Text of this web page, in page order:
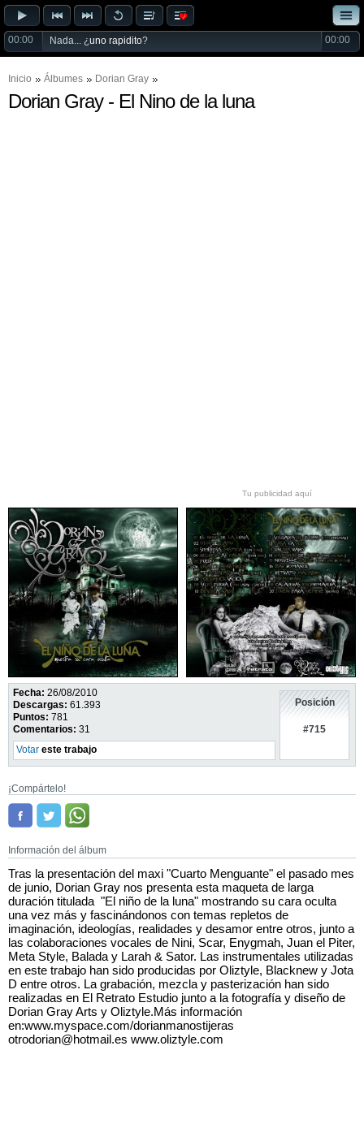
00:00 Nada... ¿uno rapidito? 00:00
Inicio Álbumes Dorian Gray
Dorian Gray - El Nino de la luna
Tu publicidad aquí
Fecha: 26/08/2010
Descargas: 61.393
Puntos: 781
Comentarios: 31
Votar este trabajo
Posición
#715
¡Compártelo!
Información del álbum
Tras la presentación del maxi "Cuarto Menguante" el pasado mes
de junio, Dorian Gray nos presenta esta maqueta de larga
duración titulada "El niño de la luna" mostrando su cara oculta
una vez más y fascinándonos con temas repletos de
imaginación, ideologías, realidades y desamor entre otros, junto a
las colaboraciones vocales de Nini, Scar, Enygmah, Juan el Piter,
Meta Style, Balada y Larah & Sator. Las instrumentales utilizadas
en este trabajo han sido producidas por Oliztyle, Blacknew y Jota
D entre otros. La grabación, mezcla y pasterización han sido
realizadas en El Retrato Estudio junto a la fotografía y diseño de
Dorian Gray Arts y Oliztyle.Más información
en:www.myspace.com/dorianmanostijeras
otrodorian@hotmail.es www.oliztyle.com